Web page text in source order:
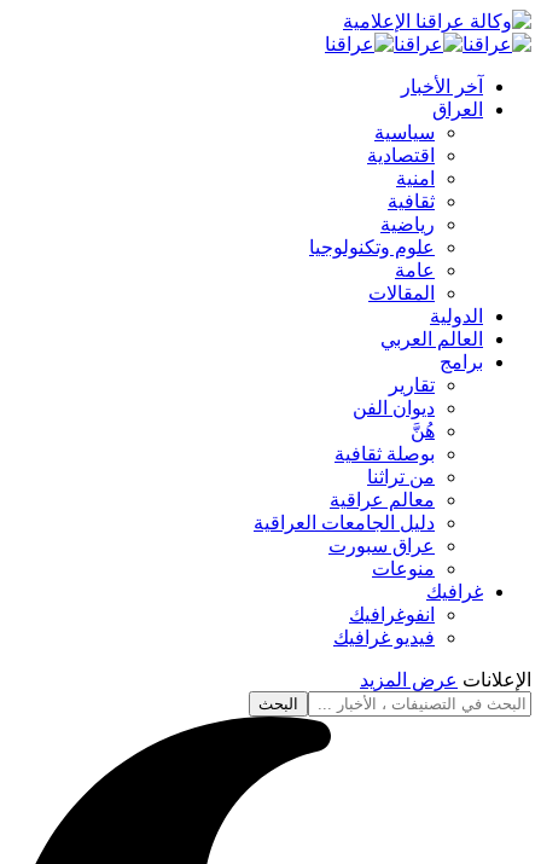
آخر الأخبار
العراق
سياسية
اقتصادية
امنية
ثقافية
رياضية
علوم وتكنولوجيا
عامة
المقالات
الدولية
العالم العربي
برامج
تقارير
ديوان الفن
هُنَّ
بوصلة ثقافية
من تراثنا
معالم عراقية
دليل الجامعات العراقية
عراق سبورت
منوعات
غرافيك
انفوغرافيك
فيديو غرافيك
الإعلانات عرض المزيد